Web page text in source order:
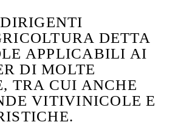
DETTA
APPLICABILI AI
DI MOLTE
TRA CUI ANCHE
VITIVINICOLE E